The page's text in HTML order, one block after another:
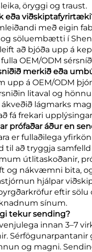
öryggi og traust.
eða
með eigin
söluembætti í
að bjóða upp á
fulla OEM/ODM
merkið eða
upp á OEM/ODM
litaval og
lágmarks
fá frekari
prófaðar áður en
er fullaðilega
til að tryggja
útlitaskoðanir,
og nákvæmni bita,
hjálpar
eftir sölu
sínum.
tekur sending?
innan 3–7
Sérfögunarpantanir
og magni.